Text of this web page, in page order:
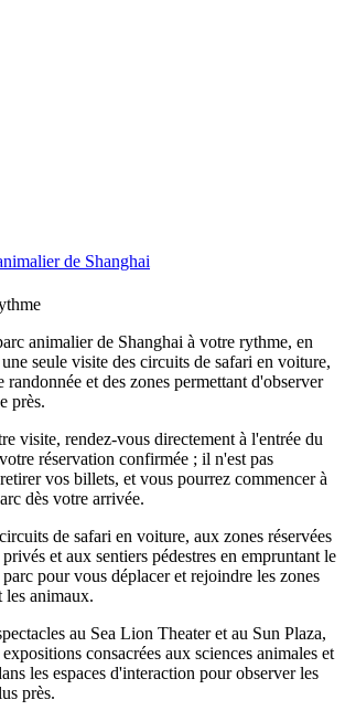
de Shanghai
animalier de Shanghai à votre rythme, en
seule visite des circuits de safari en voiture,
randonnée et des zones permettant d'observer
près.
visite, rendez-vous directement à l'entrée du
réservation confirmée ; il n'est pas
vos billets, et vous pourrez commencer à
dès votre arrivée.
de safari en voiture, aux zones réservées
et aux sentiers pédestres en empruntant le
pour vous déplacer et rejoindre les zones
les animaux.
au Sea Lion Theater et au Sun Plaza,
consacrées aux sciences animales et
les espaces d'interaction pour observer les
près.